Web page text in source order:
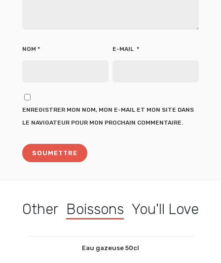
NOM * E-MAIL *
ENREGISTRER MON NOM, MON E-MAIL ET MON SITE DANS
LE NAVIGATEUR POUR MON PROCHAIN COMMENTAIRE.
Other Boissons You'll Love
Eau gazeuse 50cl